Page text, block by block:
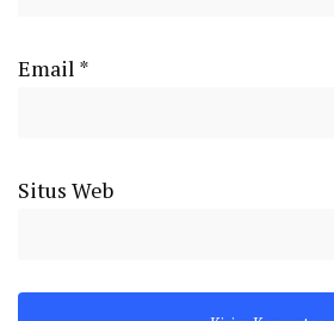
Email *
Situs Web